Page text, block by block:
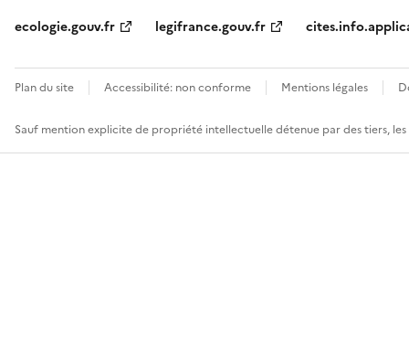
ecologie.gouv.fr
legifrance.gouv.fr
Plan du site Accessibilité: non conforme Mentions légales
Sauf mention explicite de propriété intellectuelle détenue par des tiers,